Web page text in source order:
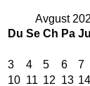
Avgust
Du Se Ch Pa Ju
3
4 5 6 7
10 11 12 13 14